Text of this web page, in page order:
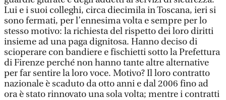
Lui e i suoi colleghi, circa diecimila in Toscana, ieri si
sono fermati, per l’ennesima volta e sempre per lo
stesso motivo: la richiesta del rispetto dei loro diritti
insieme ad una paga dignitosa. Hanno deciso di
scioperare con bandiere e fischietti sotto la Prefettura
di Firenze perché non hanno tante altre alternative
per far sentire la loro voce. Motivo? Il loro contratto
nazionale è scaduto da otto anni e dal 2006 fino ad
ora è stato rinnovato una sola volta; mentre i contratti